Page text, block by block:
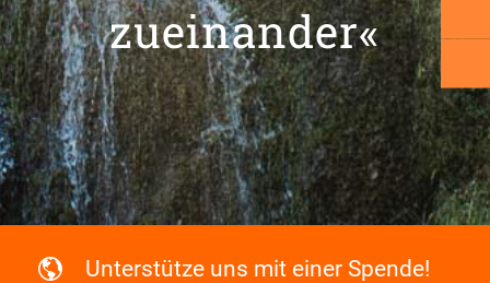
zueinander«
Unterstütze uns mit einer Spende!